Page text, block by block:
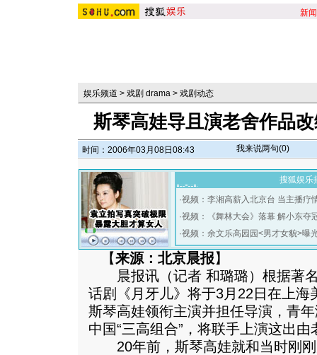
新闻
娱乐频道 > 戏剧 drama > 戏剧动态
斯琴高娃导且演老舍作品
时间：2006年03月08日08:43 我来说两句(0)
搜狐娱乐
·视频：李湘高薪入北京台 当主播疗
·视频：《舞林大会》落幕 解小东夺
·视频：余文乐高园园<男才女貌>曝
【来源：北京晨报】
晨报讯（记者 和璐璐）根据著名
话剧《月牙儿》将于3月22日在上海
斯琴高娃领衔主演并担任导演，青
中国“三高组合”，将联手上演这出
20年前，斯琴高娃就和当时刚刚